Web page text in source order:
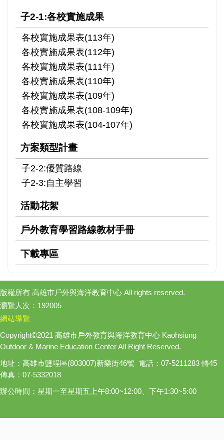
子2-1:各校實施成果
各校實施成果表(113年)
各校實施成果表(112年)
各校實施成果表(111年)
各校實施成果表(110年)
各校實施成果表(109年)
各校實施成果表(108-109年)
各校實施成果表(104-107年)
方案類型計畫
子2-2:優質路線
子2-3:自主學習
活動花絮
戶外教育學習路線教材手冊
下載專區
版權所有 高雄市戶外與海洋教育中心 All rights reserved.
瀏覽人次：192005
網站導覽
Copyright©2021 高雄市戶外教育與海洋教育中心 Kaohsiung
Outdoor & Marine Education Center All Right Reserved.
地址：高雄市鹽埕區(803007)新樂街46號 電話：07-5211283 轉45
傳真：07-5332018
辦公時間：星期一至星期五上午8:00~12:00、下午1:30~5:00